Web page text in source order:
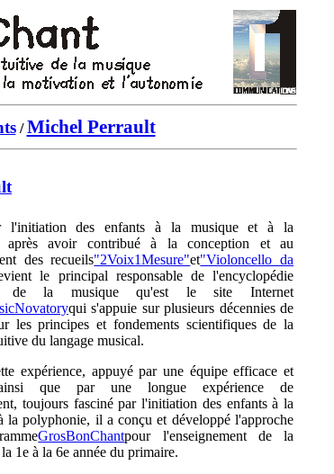
/Michel Perrault
l'initiation des enfants à la musique et à la
après avoir contribué à la conception et au
des recueils"2Voix1Mesure"et"Violoncello da
le principal responsable de l'encyclopédie
de la musique qu'est le site Internet
qui s'appuie sur plusieurs décennies de
les principes et fondements scientifiques de la
du langage musical.
expérience, appuyé par une équipe efficace et
que par une longue expérience de
toujours fasciné par l'initiation des enfants à la
la polyphonie, il a conçu et développé l'approche
GrosBonChantpour l'enseignement de la
1e à la 6e année du primaire.